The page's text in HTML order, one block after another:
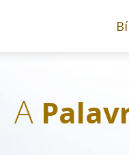
A